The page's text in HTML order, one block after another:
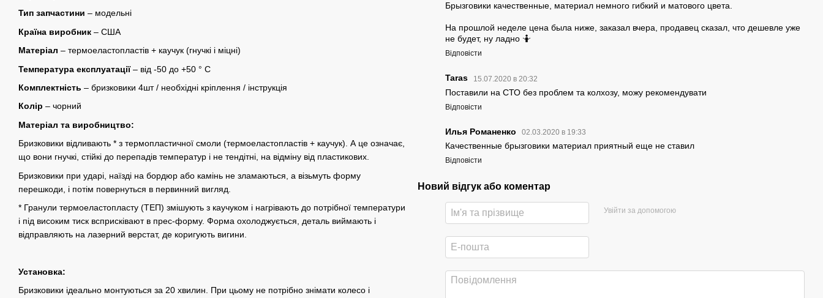
Тип запчастини – модельні
Країна виробник – США
Матеріал – термоеластопластів + ​​каучук (гнучкі і міцні)
Температура експлуатації– від -50 до +50 ° C
Комплектність – бризковики 4шт / необхідні кріплення / інструкція
Колір – чорний
Матеріал та виробництво:
Бризковики відливають * з термопластичної смоли (термоеластопластів + ​​каучук). А це означає,
що вони гнучкі, стійкі до перепадів температур і не тендітні, на відміну від пластикових.
Бризковики при ударі, наїзді на бордюр або камінь не зламаються, а візьмуть форму
перешкоди, і потім повернуться в первинний вигляд.
* Гранули термоеластопласту (ТЕП) змішують з каучуком і нагрівають до потрібної температури
і під високим тиск всприсківают в прес-форму. Форма охолоджується, деталь виймають і
відправляють на лазерний верстат, де коригують вигини.
Установка:
Бризковики ідеально монтуються за 20 хвилин. При цьому не потрібно знімати колесо і
Брызговики качественные, материал немного гибкий и матового цвета.
На прошлой неделе цена была ниже, заказал вчера, продавец сказал, что дешевле уже
не будет, ну ладно 🤷
Відповісти
Taras 15.07.2020 в 20:32
Поставили на СТО без проблем та колхозу, можу рекомендувати
Відповісти
Илья Романенко 02.03.2020 в 19:33
Качественные брызговики материал приятный еще не ставил
Відповісти
Новий відгук або коментар
Увійти за допомогою